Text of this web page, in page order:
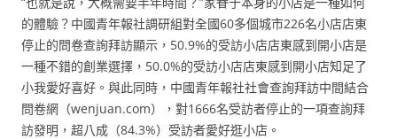
的體驗？中國青年報社調研組對全國60多個城市226名小店店東
停止的問卷查詢拜訪顯示，50.9%的受訪小店店東感到開小店是
一種不錯的創業選擇，50.0%的受訪小店店東感到開小店知足了
小我愛好喜好。與此同時，中國青年報社社會查詢拜訪中間結合
問卷網（wenjuan.com），對1666名受訪者停止的一項查詢拜
訪發明，超八成（84.3%）受訪者愛好逛小店。